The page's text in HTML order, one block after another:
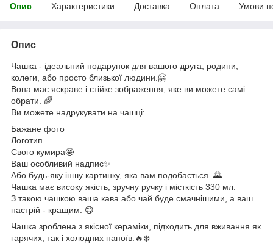
Опис Характеристики Доставка Оплата Умови
Опис
Чашка - ідеальний подарунок для вашого друга, родини,
колеги, або просто близької людини.🤗
Вона має яскраве і стійке зображення, яке ви можете самі
обрати. 🌈
Ви можете надрукувати на чашці:
Бажане фото
Логотип
Свого кумира🤩
Ваш особливий надпис✨
Або будь-яку іншу картинку, яка вам подобається. 🌄
Чашка має високу якість, зручну ручку і місткість 330 мл.
З такою чашкою ваша кава або чай буде смачнішими, а ваш
настрій - кращим. 😋
Чашка зроблена з якісної кераміки, підходить для вживання як
гарячих, так і холодних напоїв.🔥❄️